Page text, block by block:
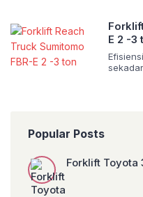
pernah
barang
hanya
Di
E 2 -3
Forklift
Popular Posts
Forklift Toyota